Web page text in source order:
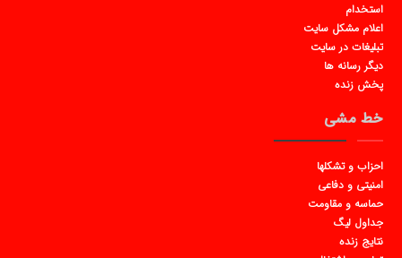
استخدام
اعلام مشکل سایت
تبلیغات در سایت
دیگر رسانه ها
پخش زنده
خط مشی
احزاب و تشکلها
امنیتی و دفاعی
حماسه و مقاومت
جداول لیگ
نتایج زنده